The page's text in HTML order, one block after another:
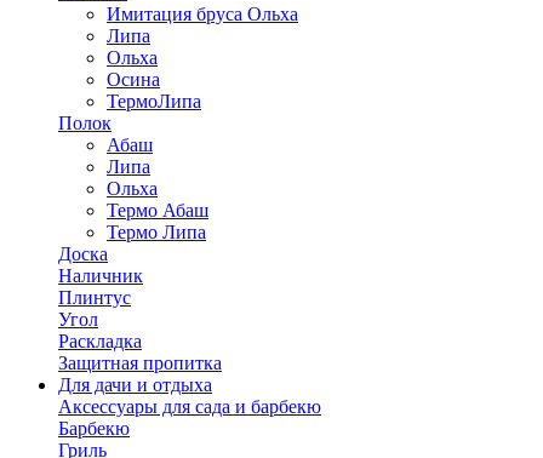
Имитация бруса Ольха
Липа
Ольха
Осина
ТермоЛипа
Полок
Абаш
Липа
Ольха
Термо Абаш
Термо Липа
Доска
Наличник
Плинтус
Угол
Раскладка
Защитная пропитка
Для дачи и отдыха
Аксессуары для сада и барбекю
Барбекю
Гриль